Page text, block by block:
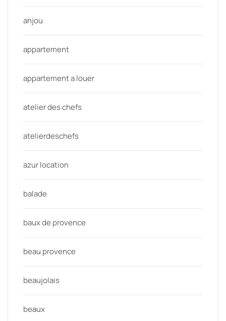
anjou
appartement
appartement a louer
atelier des chefs
atelierdeschefs
azur location
balade
baux de provence
beau provence
beaujolais
beaux